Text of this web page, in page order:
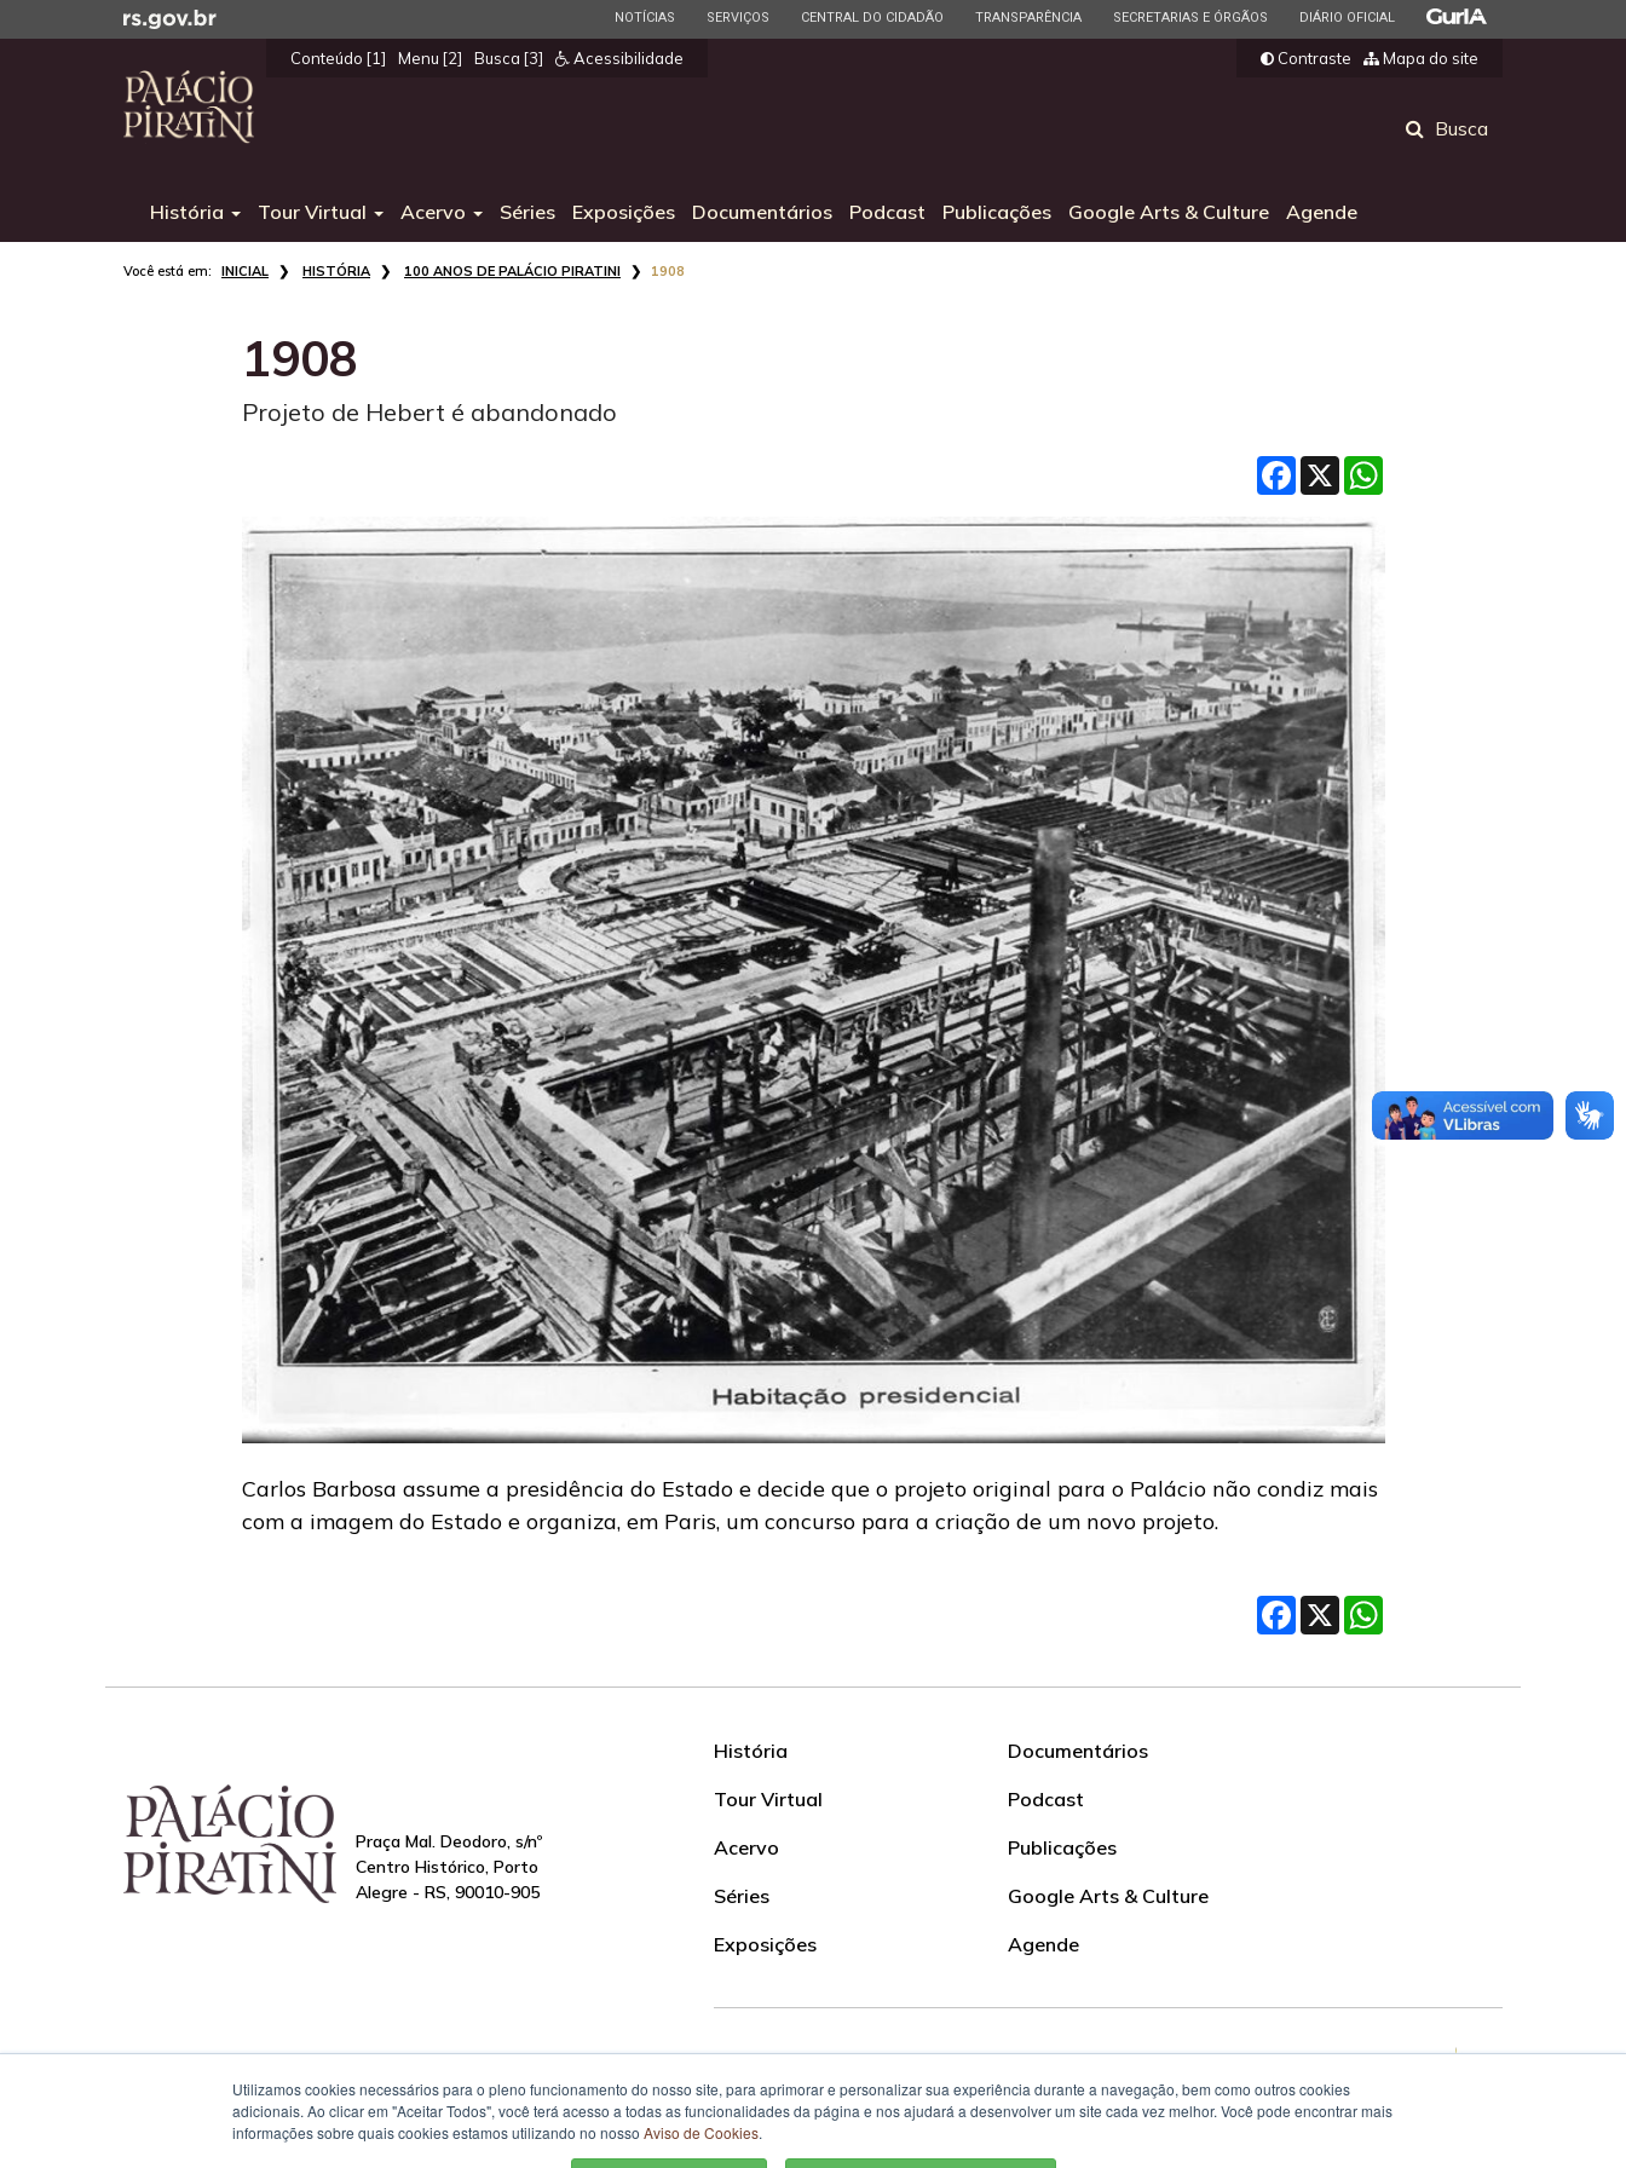
para
Ir
ESTADO
NOTÍCIAS ESTADO
SERVIÇOS ESTADO
CENTRAL DO CIDADÃO ESTADO
TRANSPARÊNCIA ESTADO
SECRETARIAS E ÓRGÃOS ESTADO
DIÁRIO OFICIAL ESTADO
Conteúdo [1] Menu [2] Busca [3] Acessibilidade Contraste Mapa do site
História Tour Virtual Acervo Séries Exposições Documentários Podcast Publicações Google Arts & Culture Agende
AbrirBusca
INICIAL HISTÓRIA 100 ANOS DE PALÁCIO PIRATINI 1908
1908
Projeto de Hebert é abandonado
Facebook
X WhatsApp
Carlos Barbosa assume a presidência do Estado e decide que o projeto original para o Palácio não condiz mais
com a imagem do Estado e organiza, em Paris, um concurso para a criação de um novo projeto.
Facebook
X WhatsApp
Praça Mal. Deodoro, s/nº
Centro Histórico, Porto
Alegre - RS, 90010-905
História
Tour Virtual
Acervo
Séries
Exposições
Documentários
Podcast
Publicações
Google Arts & Culture
Agende
Siga nossas redes
Utilizamos cookies necessários para o pleno funcionamento do nosso site, para aprimorar e personalizar sua experiência durante a navegação, bem como outros cookies
adicionais. Ao clicar em "Aceitar Todos", você terá acesso a todas as funcionalidades da página e nos ajudará a desenvolver um site cada vez melhor. Você pode encontrar mais
informações sobre quais cookies estamos utilizando no nosso Aviso de Cookies.